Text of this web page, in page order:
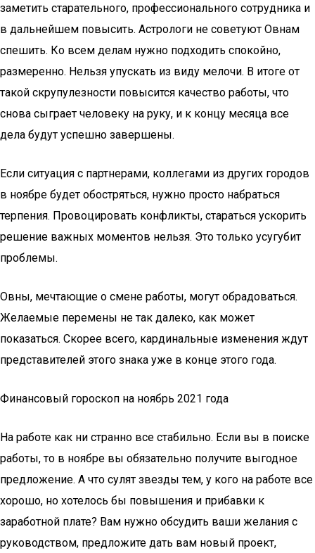
заметить старательного, профессионального сотрудника и
в дальнейшем повысить. Астрологи не советуют Овнам
спешить. Ко всем делам нужно подходить спокойно,
размеренно. Нельзя упускать из виду мелочи. В итоге от
такой скрупулезности повысится качество работы, что
снова сыграет человеку на руку, и к концу месяца все
дела будут успешно завершены.
Если ситуация с партнерами, коллегами из других городов
в ноябре будет обостряться, нужно просто набраться
терпения. Провоцировать конфликты, стараться ускорить
решение важных моментов нельзя. Это только усугубит
проблемы.
Овны, мечтающие о смене работы, могут обрадоваться.
Желаемые перемены не так далеко, как может
показаться. Скорее всего, кардинальные изменения ждут
представителей этого знака уже в конце этого года.
Финансовый гороскоп на ноябрь 2021 года
На работе как ни странно все стабильно. Если вы в поиске
работы, то в ноябре вы обязательно получите выгодное
предложение. А что сулят звезды тем, у кого на работе все
хорошо, но хотелось бы повышения и прибавки к
заработной плате? Вам нужно обсудить ваши желания с
руководством, предложите дать вам новый проект,